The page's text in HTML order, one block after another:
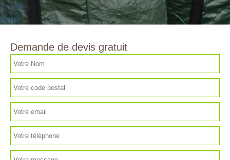
Demande de devis gratuit